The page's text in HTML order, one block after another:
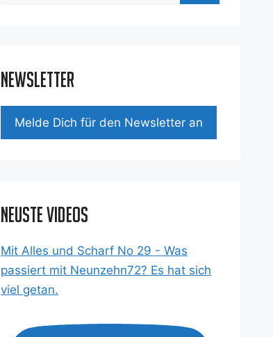
Newsletter
Mel­de Dich für den News­let­ter an
Neuste Videos
Mit Alles und Scharf No 29 - Was
passiert mit Neunzehn72? Es hat sich
viel getan.